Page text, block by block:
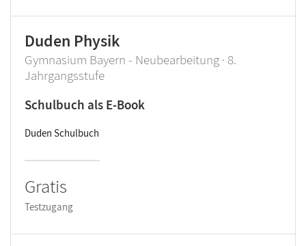
Duden Physik
Gymnasium Bayern - Neubearbeitung · 8.
Jahrgangsstufe
Schulbuch als E-Book
Duden Schulbuch
Gratis
Testzugang